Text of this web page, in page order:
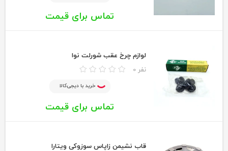
تماس برای قیمت
لوازم چرخ عقب شورلت نوا
0 نفر
خرید با دیجی‌کالا
تماس برای قیمت
قاب نشیمن زاپاس سوزوکی ویتارا